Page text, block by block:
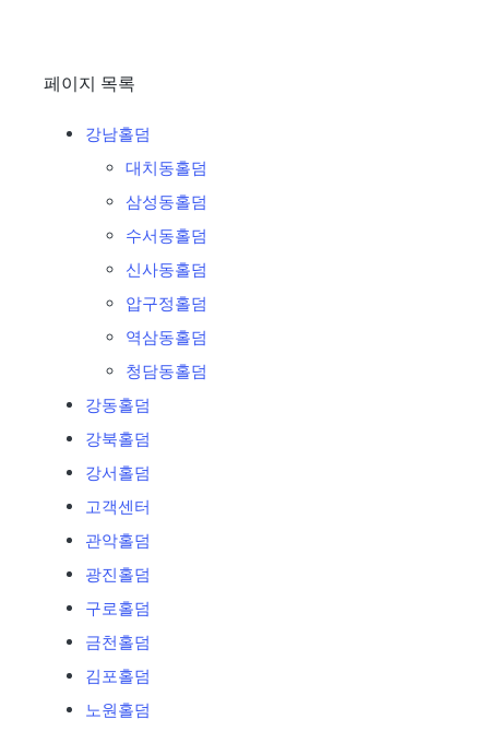
페이지 목록
강남홀덤
대치동홀덤
삼성동홀덤
수서동홀덤
신사동홀덤
압구정홀덤
역삼동홀덤
청담동홀덤
강동홀덤
강북홀덤
강서홀덤
고객센터
관악홀덤
광진홀덤
구로홀덤
금천홀덤
김포홀덤
노원홀덤